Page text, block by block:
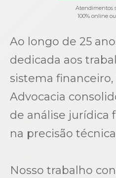
Atendimentos
100% online
Ao longo de 25
dedicada aos
sistema financeiro,
Advocacia
de análise jurídica
na precisão
Nosso trabalho